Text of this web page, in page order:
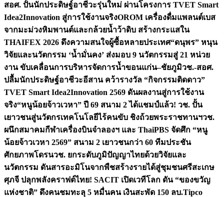
สอศ. ปั้นนักประดิษฐ์อาชีวะรุ่นใหม่ ผ่านโครงการ TVET Smart
Idea2Innovation สู่การใช้งานจริงOROM เครื่องดื่มแพลนต์เบส
จากมะม่วงหิมพานต์และกล้วยน้ำว้าดิบ สร้างกระแสใน
THAIFEX 2026 ดึงความสนใจผู้ซื้อหลายประเทศ“ดนุพร” หนุน
วิจัยและนวัตกรรม ‘น้ำมั่นคง’ ส่งมอบ 9 นวัตกรรมสู่ 21 หน่วย
งาน ขับเคลื่อนการบริหารจัดการน้ำขอนแก่น–ชัยภูมิวช.-สอศ.
ปลื้มนักประดิษฐ์อาชีวะอีสาน คว้ารางวัล “กิจกรรมติดดาว”
TVET Smart Idea2Innovation 2569 ดันผลงานสู่การใช้งาน
จริง“หนูน้อยจ้าวเวหา” ปี 69 สนาม 2 ได้แชมป์แล้ว! วช. ปั้น
เยาวชนสู่นวัตกรเทคโนโลยีไร้คนขับ ชิงถ้วยพระราชทานฯวช.
ผนึกสมาคมกีฬาเครื่องบินจำลองฯ และ ThaiPBS จัดศึก “หนู
น้อยจ้าวเวหา 2569” สนาม 2 เยาวชนกว่า 60 ทีมประชัน
ศักยภาพโดรนวช. ยกระดับภูมิปัญญาไทยด้วยวิจัยและ
นวัตกรรม ดันสารอะมิโนจากพืชสร้างรายได้สู่ชุมชนศรีสะเกษ
ศุภจี ปลุกพลังคราฟต์ไทย! SACIT เปิดเวทีโลก ดัน “ของขวัญ
แห่งชาติ” ดึงคนชมทะลุ 5 หมื่นคน เงินสะพัด 150 ลบ.Tipco